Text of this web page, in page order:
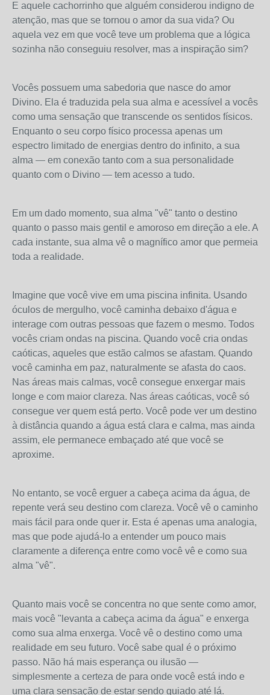
E aquele cachorrinho que alguém considerou indigno de
atenção, mas que se tornou o amor da sua vida? Ou
aquela vez em que você teve um problema que a lógica
sozinha não conseguiu resolver, mas a inspiração sim?
Vocês possuem uma sabedoria que nasce do amor
Divino. Ela é traduzida pela sua alma e acessível a vocês
como uma sensação que transcende os sentidos físicos.
Enquanto o seu corpo físico processa apenas um
espectro limitado de energias dentro do infinito, a sua
alma — em conexão tanto com a sua personalidade
quanto com o Divino — tem acesso a tudo.
Em um dado momento, sua alma "vê" tanto o destino
quanto o passo mais gentil e amoroso em direção a ele. A
cada instante, sua alma vê o magnífico amor que permeia
toda a realidade.
Imagine que você vive em uma piscina infinita. Usando
óculos de mergulho, você caminha debaixo d'água e
interage com outras pessoas que fazem o mesmo. Todos
vocês criam ondas na piscina. Quando você cria ondas
caóticas, aqueles que estão calmos se afastam. Quando
você caminha em paz, naturalmente se afasta do caos.
Nas áreas mais calmas, você consegue enxergar mais
longe e com maior clareza. Nas áreas caóticas, você só
consegue ver quem está perto. Você pode ver um destino
à distância quando a água está clara e calma, mas ainda
assim, ele permanece embaçado até que você se
aproxime.
No entanto, se você erguer a cabeça acima da água, de
repente verá seu destino com clareza. Você vê o caminho
mais fácil para onde quer ir. Esta é apenas uma analogia,
mas que pode ajudá-lo a entender um pouco mais
claramente a diferença entre como você vê e como sua
alma "vê".
Quanto mais você se concentra no que sente como amor,
mais você "levanta a cabeça acima da água" e enxerga
como sua alma enxerga. Você vê o destino como uma
realidade em seu futuro. Você sabe qual é o próximo
passo. Não há mais esperança ou ilusão —
simplesmente a certeza de para onde você está indo e
uma clara sensação de estar sendo guiado até lá.